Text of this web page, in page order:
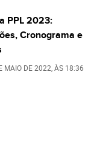
PPL 2023:
Cronograma e
MAIO DE 2022 , ÀS 18:36